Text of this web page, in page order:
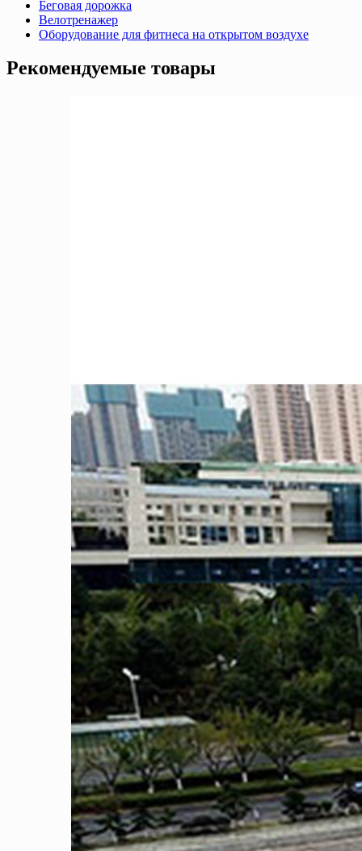
Беговая дорожка
Велотренажер
Оборудование для фитнеса на открытом воздухе
Рекомендуемые товары